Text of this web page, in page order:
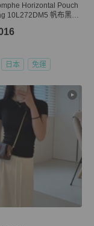
Horizontal Pouch
10L272DM5 帆布黑色
日本 免運